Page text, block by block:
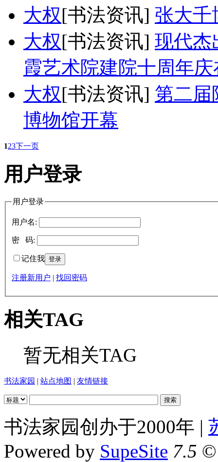
大权[书法资讯] 张大千
大权[书法资讯] 现代杰
霞艺术院建院十周年
大权[书法资讯] 第二届
博物馆开幕
123下一页
用户登录
用户登录
用户名:
密 码:
记住我
注册新用户 | 找回密码
相关TAG
暂无相关TAG
书法家园 | 站点地图 | 友情链接
书法家园创办于2000年 |
Powered by SupeSite 7.5 ©